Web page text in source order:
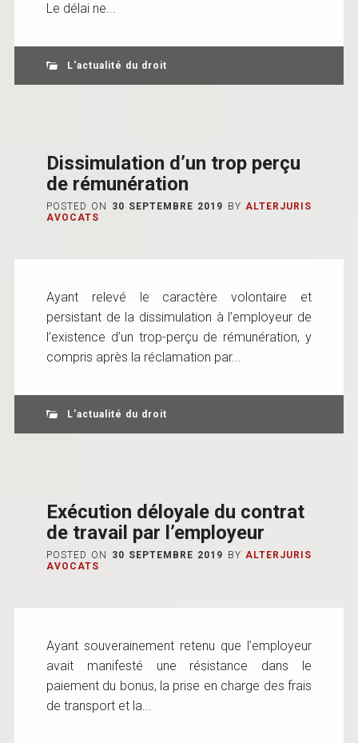
Le délai ne...
L'actualité du droit
Dissimulation d’un trop perçu
de rémunération
POSTED ON 30 SEPTEMBRE 2019 BY ALTERJURIS
AVOCATS
Ayant relevé le caractère volontaire et
persistant de la dissimulation à l’employeur de
l’existence d’un trop-perçu de rémunération, y
compris après la réclamation par...
L'actualité du droit
Exécution déloyale du contrat
de travail par l’employeur
POSTED ON 30 SEPTEMBRE 2019 BY ALTERJURIS
AVOCATS
Ayant souverainement retenu que l’employeur
avait manifesté une résistance dans le
paiement du bonus, la prise en charge des frais
de transport et la...